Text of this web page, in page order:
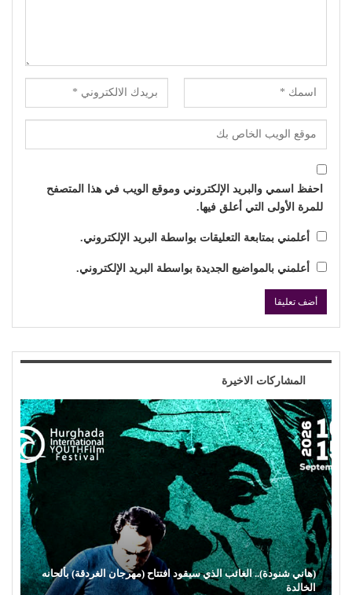
احفظ اسمي والبريد الإلكتروني وموقع الويب في هذا المتصفح
للمرة الأولى التي أعلق فيها.
أعلمني بمتابعة التعليقات بواسطة البريد الإلكتروني.
أعلمني بالمواضيع الجديدة بواسطة البريد الإلكتروني.
المشاركات الاخيرة
(هاني شنودة).. الغائب الذي سيقود افتتاح (مهرجان الغردقة) بألحانه
الخالدة